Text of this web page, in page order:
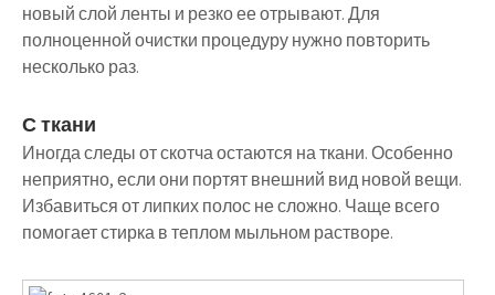
новый слой ленты и резко ее отрывают. Для
полноценной очистки процедуру нужно повторить
несколько раз.
С ткани
Иногда следы от скотча остаются на ткани. Особенно
неприятно, если они портят внешний вид новой вещи.
Избавиться от липких полос не сложно. Чаще всего
помогает стирка в теплом мыльном растворе.